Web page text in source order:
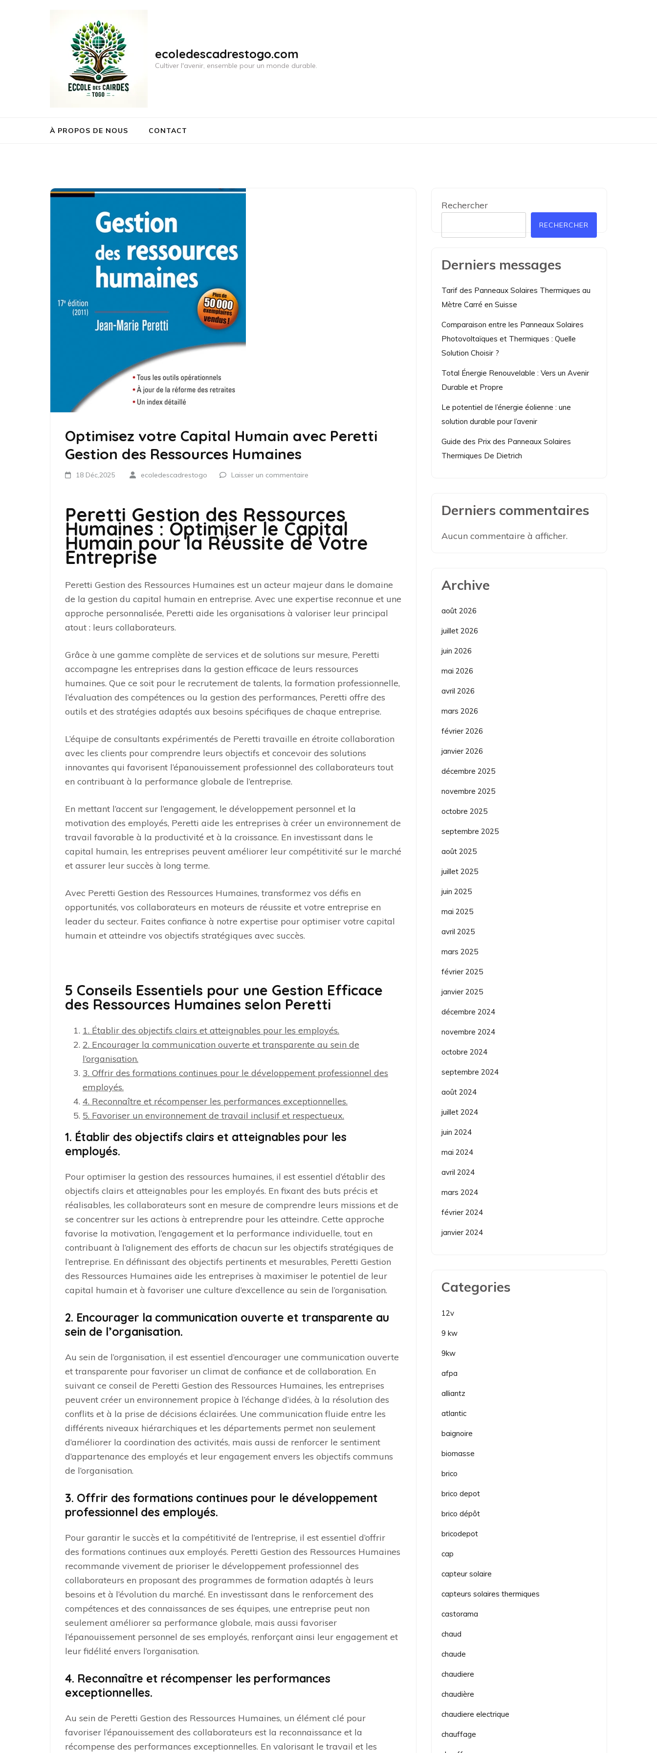
ecoledescadrestogo.com
Cultiver l'avenir, ensemble pour un monde durable.
À PROPOS DE NOUS CONTACT
Optimisez votre Capital Humain avec Peretti
Gestion des Ressources Humaines
18 Déc,2025 ecoledescadrestogo Laisser un commentaire
Peretti Gestion des Ressources
Humaines : Optimiser le Capital
Humain pour la Réussite de Votre
Entreprise
Peretti Gestion des Ressources Humaines est un acteur majeur dans le domaine
de la gestion du capital humain en entreprise. Avec une expertise reconnue et une
approche personnalisée, Peretti aide les organisations à valoriser leur principal
atout : leurs collaborateurs.
Grâce à une gamme complète de services et de solutions sur mesure, Peretti
accompagne les entreprises dans la gestion efficace de leurs ressources
humaines. Que ce soit pour le recrutement de talents, la formation professionnelle,
l’évaluation des compétences ou la gestion des performances, Peretti offre des
outils et des stratégies adaptés aux besoins spécifiques de chaque entreprise.
L’équipe de consultants expérimentés de Peretti travaille en étroite collaboration
avec les clients pour comprendre leurs objectifs et concevoir des solutions
innovantes qui favorisent l’épanouissement professionnel des collaborateurs tout
en contribuant à la performance globale de l’entreprise.
En mettant l’accent sur l’engagement, le développement personnel et la
motivation des employés, Peretti aide les entreprises à créer un environnement de
travail favorable à la productivité et à la croissance. En investissant dans le
capital humain, les entreprises peuvent améliorer leur compétitivité sur le marché
et assurer leur succès à long terme.
Avec Peretti Gestion des Ressources Humaines, transformez vos défis en
opportunités, vos collaborateurs en moteurs de réussite et votre entreprise en
leader du secteur. Faites confiance à notre expertise pour optimiser votre capital
humain et atteindre vos objectifs stratégiques avec succès.
5 Conseils Essentiels pour une Gestion Efficace
des Ressources Humaines selon Peretti
1. Établir des objectifs clairs et atteignables pour les employés.
2. Encourager la communication ouverte et transparente au sein de
l’organisation.
3. Offrir des formations continues pour le développement professionnel des
employés.
4. Reconnaître et récompenser les performances exceptionnelles.
5. Favoriser un environnement de travail inclusif et respectueux.
1. Établir des objectifs clairs et atteignables pour les
employés.
Pour optimiser la gestion des ressources humaines, il est essentiel d’établir des
objectifs clairs et atteignables pour les employés. En fixant des buts précis et
réalisables, les collaborateurs sont en mesure de comprendre leurs missions et de
se concentrer sur les actions à entreprendre pour les atteindre. Cette approche
favorise la motivation, l’engagement et la performance individuelle, tout en
contribuant à l’alignement des efforts de chacun sur les objectifs stratégiques de
l’entreprise. En définissant des objectifs pertinents et mesurables, Peretti Gestion
des Ressources Humaines aide les entreprises à maximiser le potentiel de leur
capital humain et à favoriser une culture d’excellence au sein de l’organisation.
2. Encourager la communication ouverte et transparente au
sein de l’organisation.
Au sein de l’organisation, il est essentiel d’encourager une communication ouverte
et transparente pour favoriser un climat de confiance et de collaboration. En
suivant ce conseil de Peretti Gestion des Ressources Humaines, les entreprises
peuvent créer un environnement propice à l’échange d’idées, à la résolution des
conflits et à la prise de décisions éclairées. Une communication fluide entre les
différents niveaux hiérarchiques et les départements permet non seulement
d’améliorer la coordination des activités, mais aussi de renforcer le sentiment
d’appartenance des employés et leur engagement envers les objectifs communs
de l’organisation.
3. Offrir des formations continues pour le développement
professionnel des employés.
Pour garantir le succès et la compétitivité de l’entreprise, il est essentiel d’offrir
des formations continues aux employés. Peretti Gestion des Ressources Humaines
recommande vivement de prioriser le développement professionnel des
collaborateurs en proposant des programmes de formation adaptés à leurs
besoins et à l’évolution du marché. En investissant dans le renforcement des
compétences et des connaissances de ses équipes, une entreprise peut non
seulement améliorer sa performance globale, mais aussi favoriser
l’épanouissement personnel de ses employés, renforçant ainsi leur engagement et
leur fidélité envers l’organisation.
4. Reconnaître et récompenser les performances
exceptionnelles.
Au sein de Peretti Gestion des Ressources Humaines, un élément clé pour
favoriser l’épanouissement des collaborateurs est la reconnaissance et la
récompense des performances exceptionnelles. En valorisant le travail et les
Rechercher
RECHERCHER
Derniers messages
Tarif des Panneaux Solaires Thermiques au
Mètre Carré en Suisse
Comparaison entre les Panneaux Solaires
Photovoltaïques et Thermiques : Quelle
Solution Choisir ?
Total Énergie Renouvelable : Vers un Avenir
Durable et Propre
Le potentiel de l’énergie éolienne : une
solution durable pour l’avenir
Guide des Prix des Panneaux Solaires
Thermiques De Dietrich
Derniers commentaires
Aucun commentaire à afficher.
Archive
août 2026
juillet 2026
juin 2026
mai 2026
avril 2026
mars 2026
février 2026
janvier 2026
décembre 2025
novembre 2025
octobre 2025
septembre 2025
août 2025
juillet 2025
juin 2025
mai 2025
avril 2025
mars 2025
février 2025
janvier 2025
décembre 2024
novembre 2024
octobre 2024
septembre 2024
août 2024
juillet 2024
juin 2024
mai 2024
avril 2024
mars 2024
février 2024
janvier 2024
Categories
12v
9 kw
9kw
afpa
alliantz
atlantic
baignoire
biomasse
brico
brico depot
brico dépôt
bricodepot
cap
capteur solaire
capteurs solaires thermiques
castorama
chaud
chaude
chaudiere
chaudière
chaudiere electrique
chauffage